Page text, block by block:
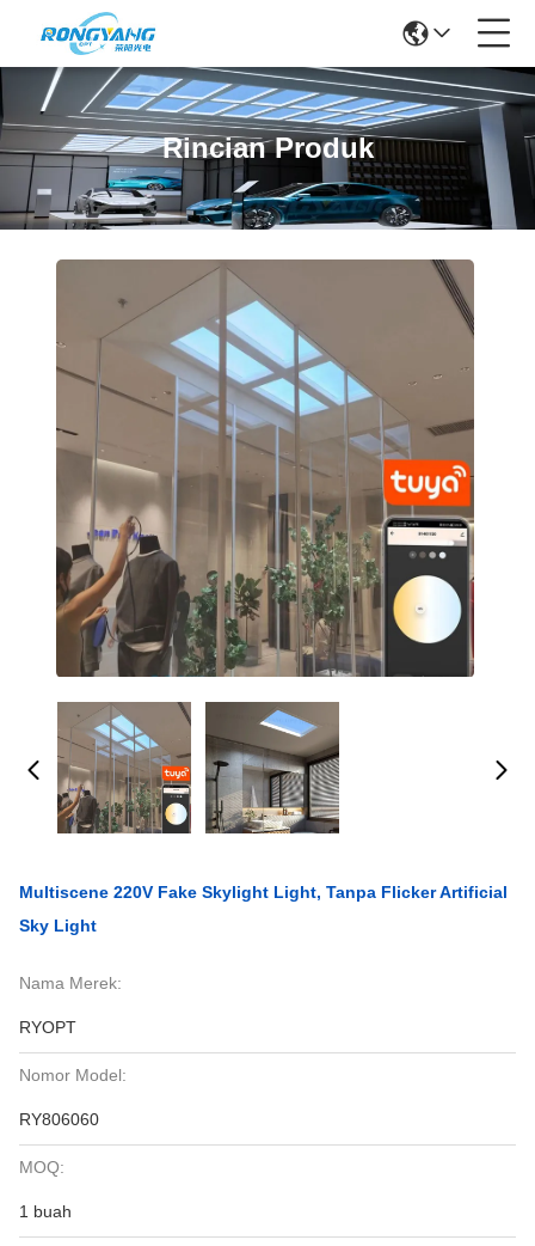
Rincian Produk
Multiscene 220V Fake Skylight Light, Tanpa Flicker Artificial
Sky Light
Nama Merek:
RYOPT
Nomor Model:
RY806060
MOQ:
1 buah